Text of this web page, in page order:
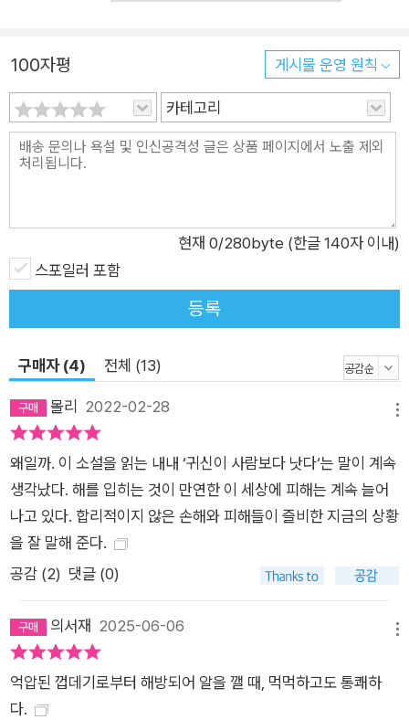
100자평 게시물 운영 원칙
카테고리
현재 0/280byte (한글 140자 이내)
스포일러 포함
등록
구매자 (4) 전체 (13)
몰리 2022-02-28
왜일까. 이 소설을 읽는 내내 ‘귀신이 사람보다 낫다‘는 말이 계속
생각났다. 해를 입히는 것이 만연한 이 세상에 피해는 계속 늘어
나고 있다. 합리적이지 않은 손해와 피해들이 즐비한 지금의 상황
을 잘 말해 준다.
공감 (2) 댓글 (0)
의서재 2025-06-06
억압된 껍데기로부터 해방되어 알을 깰 때, 먹먹하고도 통쾌하
다.